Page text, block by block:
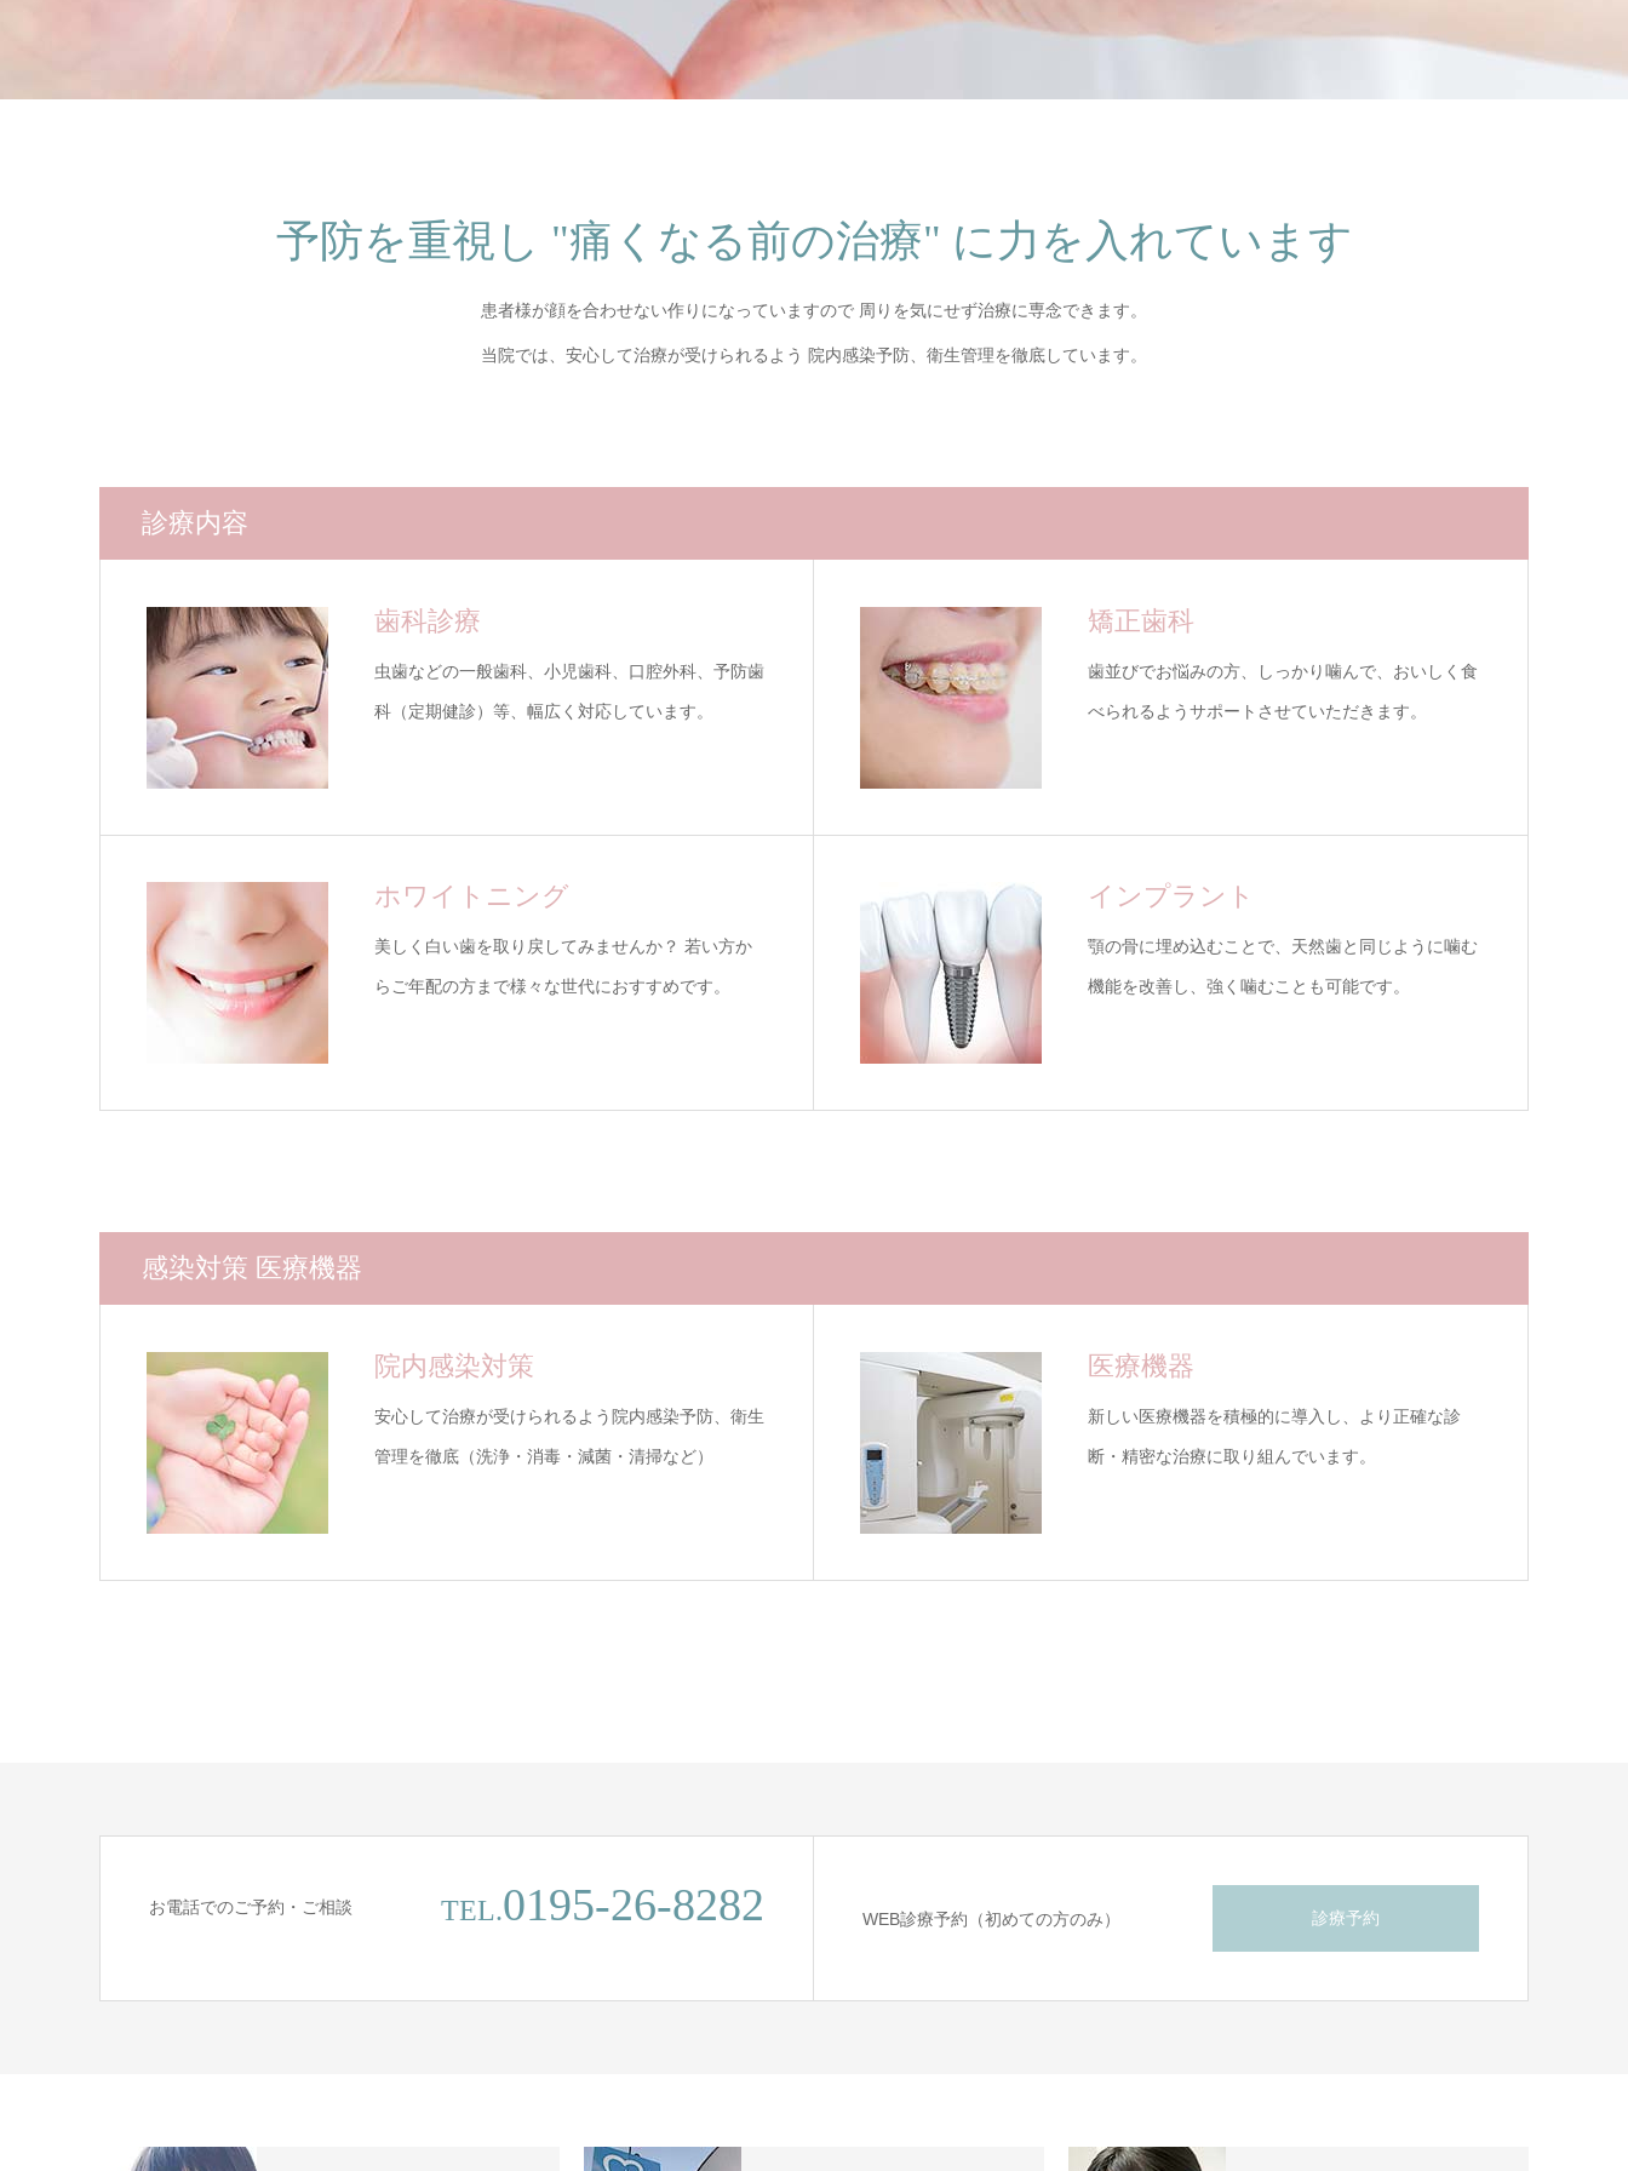
予防を重視し "痛くなる前の治療" に力を入れています
患者様が顔を合わせない作りになっていますので 周りを気にせず治療に専念できます。
当院では、安心して治療が受けられるよう 院内感染予防、衛生管理を徹底しています。
診療内容
歯科診療
虫歯などの一般歯科、小児歯科、口腔外科、予防歯
科（定期健診）等、幅広く対応しています。
矯正歯科
歯並びでお悩みの方、しっかり噛んで、おいしく食
べられるようサポートさせていただきます。
ホワイトニング
美しく白い歯を取り戻してみませんか？ 若い方か
らご年配の方まで様々な世代におすすめです。
インプラント
顎の骨に埋め込むことで、天然歯と同じように噛む
機能を改善し、強く噛むことも可能です。
感染対策 医療機器
院内感染対策
安心して治療が受けられるよう院内感染予防、衛生
管理を徹底（洗浄・消毒・減菌・清掃など）
医療機器
新しい医療機器を積極的に導入し、より正確な診
断・精密な治療に取り組んでいます。
お電話でのご予約・ご相談 TEL.0195-26-8282 WEB診療予約（初めての方のみ） 診療予約